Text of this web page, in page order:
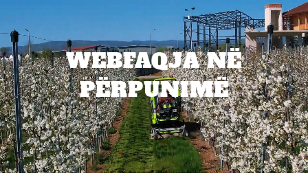
WEBFAQJA NË
PËRPUNIMË